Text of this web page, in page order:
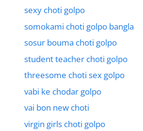
sexy choti golpo
somokami choti golpo bangla
sosur bouma choti golpo
student teacher choti golpo
threesome choti sex golpo
vabi ke chodar golpo
vai bon new choti
virgin girls choti golpo